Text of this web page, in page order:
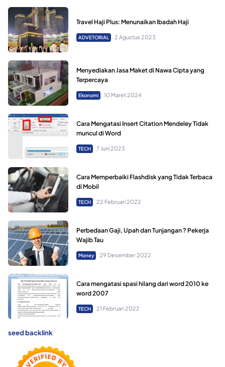
Travel Haji Plus: Menunaikan Ibadah Haji
ADVETORIAL 2 Agustus 2023
Menyediakan Jasa Maket di Nawa Cipta yang
Terpercaya
Ekonomi 10 Maret 2024
Cara Mengatasi Insert Citation Mendeley Tidak
muncul di Word
TECH 7 Juni 2023
Cara Memperbaiki Flashdisk yang Tidak Terbaca
di Mobil
TECH 22 Februari 2022
Perbedaan Gaji, Upah dan Tunjangan ? Pekerja
Wajib Tau
Money 29 Desember 2022
Cara mengatasi spasi hilang dari word 2010 ke
word 2007
TECH 21 Februari 2022
seed backlink